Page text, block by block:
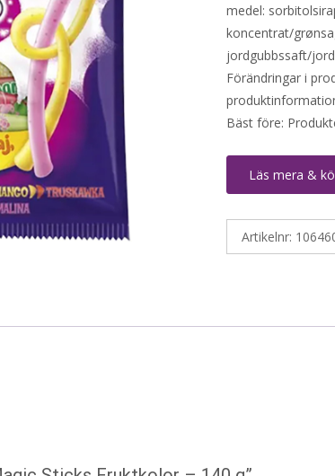
medel:
koncentrat/
jordgubbssaft/
Förändringar i
Bäst före:
Läs mera &
Artikelnr: